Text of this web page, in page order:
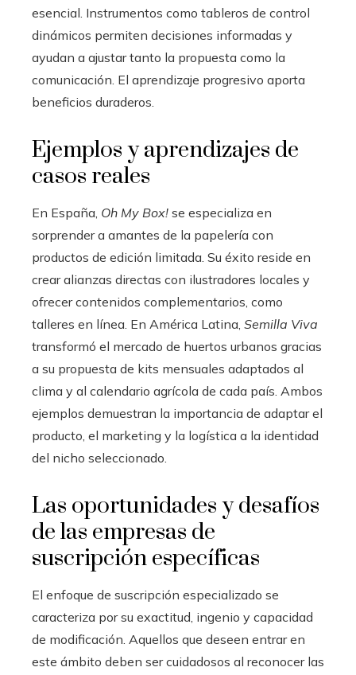
esencial. Instrumentos como tableros de control
dinámicos permiten decisiones informadas y
ayudan a ajustar tanto la propuesta como la
comunicación. El aprendizaje progresivo aporta
beneficios duraderos.
Ejemplos y aprendizajes de
casos reales
En España, Oh My Box! se especializa en
sorprender a amantes de la papelería con
productos de edición limitada. Su éxito reside en
crear alianzas directas con ilustradores locales y
ofrecer contenidos complementarios, como
talleres en línea. En América Latina, Semilla Viva
transformó el mercado de huertos urbanos gracias
a su propuesta de kits mensuales adaptados al
clima y al calendario agrícola de cada país. Ambos
ejemplos demuestran la importancia de adaptar el
producto, el marketing y la logística a la identidad
del nicho seleccionado.
Las oportunidades y desafíos
de las empresas de
suscripción específicas
El enfoque de suscripción especializado se
caracteriza por su exactitud, ingenio y capacidad
de modificación. Aquellos que deseen entrar en
este ámbito deben ser cuidadosos al reconocer las